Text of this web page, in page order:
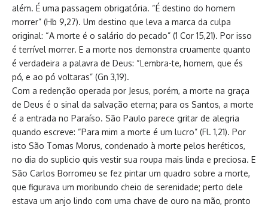
além. É uma passagem obrigatória. “É destino do homem
morrer” (Hb 9,27). Um destino que leva a marca da culpa
original: “A morte é o salário do pecado” (1 Cor 15,21). Por isso
é terrível morrer. E a morte nos demonstra cruamente quanto
é verdadeira a palavra de Deus: “Lembra-te, homem, que és
pó, e ao pó voltaras” (Gn 3,19).
Com a redenção operada por Jesus, porém, a morte na graça
de Deus é o sinal da salvação eterna; para os Santos, a morte
é a entrada no Paraíso. São Paulo parece gritar de alegria
quando escreve: “Para mim a morte é um lucro” (Fl. 1,21). Por
isto São Tomas Morus, condenado à morte pelos heréticos,
no dia do suplicio quis vestir sua roupa mais linda e preciosa. E
São Carlos Borromeu se fez pintar um quadro sobre a morte,
que figurava um moribundo cheio de serenidade; perto dele
estava um anjo lindo com uma chave de ouro na mão, pronto